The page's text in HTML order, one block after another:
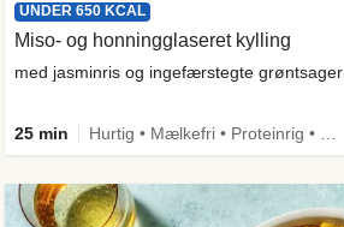
UNDER 650 KCAL
Miso- og honningglaseret kylling
med jasminris og ingefærstegte grøntsager
25 min